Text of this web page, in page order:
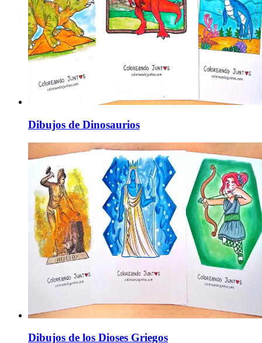
Dibujos de Dinosaurios
Dibujos de los Dioses Griegos